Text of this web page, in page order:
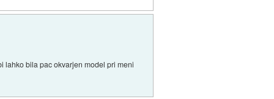
lahko bila pac okvarjen model pri meni